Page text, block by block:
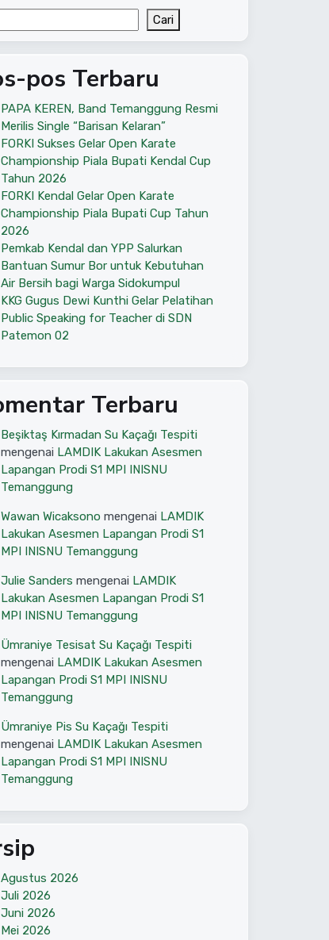
Cari
pos Terbaru
PAPA KEREN, Band Temanggung Resmi
Merilis Single “Barisan Kelaran”
FORKI Sukses Gelar Open Karate
Championship Piala Bupati Kendal Cup
Tahun 2026
FORKI Kendal Gelar Open Karate
Championship Piala Bupati Cup Tahun
2026
Pemkab Kendal dan YPP Salurkan
Bantuan Sumur Bor untuk Kebutuhan
Air Bersih bagi Warga Sidokumpul
KKG Gugus Dewi Kunthi Gelar Pelatihan
Public Speaking for Teacher di SDN
Patemon 02
Terbaru
Beşiktaş Kırmadan Su Kaçağı Tespiti
mengenai LAMDIK Lakukan Asesmen
Lapangan Prodi S1 MPI INISNU
Temanggung
Wawan Wicaksono mengenai LAMDIK
Lakukan Asesmen Lapangan Prodi S1
MPI INISNU Temanggung
Julie Sanders mengenai LAMDIK
Lakukan Asesmen Lapangan Prodi S1
MPI INISNU Temanggung
Ümraniye Tesisat Su Kaçağı Tespiti
mengenai LAMDIK Lakukan Asesmen
Lapangan Prodi S1 MPI INISNU
Temanggung
Ümraniye Pis Su Kaçağı Tespiti
mengenai LAMDIK Lakukan Asesmen
Lapangan Prodi S1 MPI INISNU
Temanggung
Agustus 2026
Juli 2026
Juni 2026
Mei 2026